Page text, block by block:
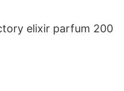
elixir parfum 200